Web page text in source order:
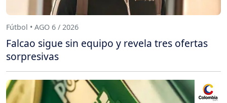
Fútbol • AGO 6 / 2026
Falcao sigue sin equipo y revela tres ofertas
sorpresivas